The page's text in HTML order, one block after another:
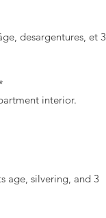
desargentures, et 3
interior.
age, silvering, and 3